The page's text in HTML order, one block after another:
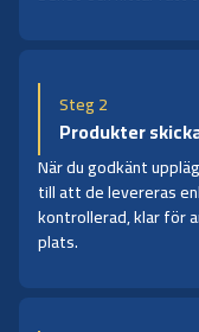
Steg 2
Produkter
När du godkänt
till att de levereras
kontrollerad, klar för
plats.